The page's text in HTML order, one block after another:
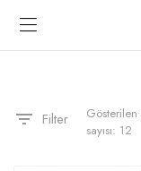
Filter
Gösterilen
sayısı: 12